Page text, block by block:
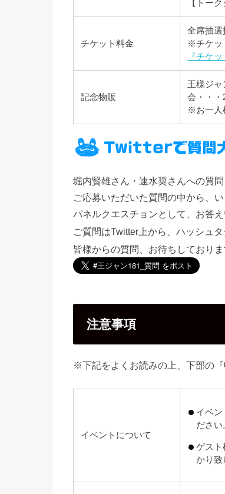
【トー
チケット料金
全席抽選
※チケッ
『チケ
記念物販
王様ジ
会・・・
※お一人
堀内賢雄さん・速水奨さんへの質問
ご応募いただいた質問の中から、
パネルクエスチョンとして、お答え
ご質問はTwitter上から、ハッシュ
皆様からの質問、お待ちしておりま
注意事項
※下記をよくお読みの上、下部の『
イベントについて
イベン
ださい
ゲスト
かり致